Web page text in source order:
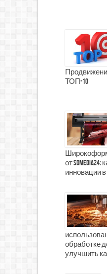
ТОП-10
от
инновации
обработке
улучшить